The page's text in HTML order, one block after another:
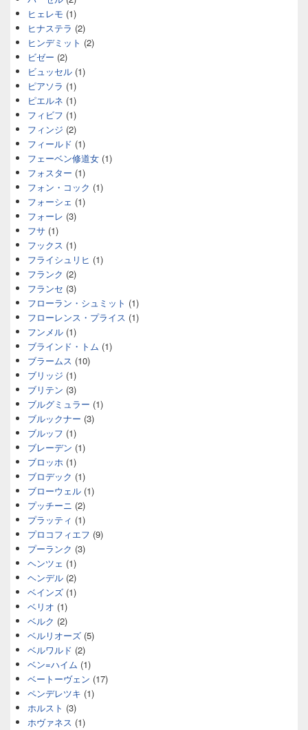
ヒェレモ (1)
ヒナステラ (2)
ヒンデミット (2)
ビゼー (2)
ビュッセル (1)
ピアソラ (1)
ピエルネ (1)
フィビフ (1)
フィンジ (2)
フィールド (1)
フェーベン修道女 (1)
フォスター (1)
フォン・コック (1)
フォーシェ (1)
フォーレ (3)
フサ (1)
フックス (1)
フライシュリヒ (1)
フランク (2)
フランセ (3)
フローラン・シュミット (1)
フローレンス・プライス (1)
フンメル (1)
ブラインド・トム (1)
ブラームス (10)
ブリッジ (1)
ブリテン (3)
ブルグミュラー (1)
ブルックナー (3)
ブルッフ (1)
ブレーデン (1)
ブロッホ (1)
ブロデック (1)
ブローウェル (1)
プッチーニ (2)
プラッティ (1)
プロコフィエフ (9)
プーランク (3)
ヘンツェ (1)
ヘンデル (2)
ベインズ (1)
ベリオ (1)
ベルク (2)
ベルリオーズ (5)
ベルワルド (2)
ベン=ハイム (1)
ベートーヴェン (17)
ペンデレツキ (1)
ホルスト (3)
ホヴァネス (1)